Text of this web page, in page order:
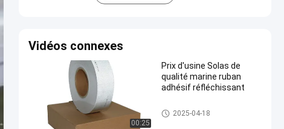
Vidéos connexes
00:25
Prix d'usine Solas de
qualité marine ruban
adhésif réfléchissant
Bande réfléchie de SOLAS
2025-04-18